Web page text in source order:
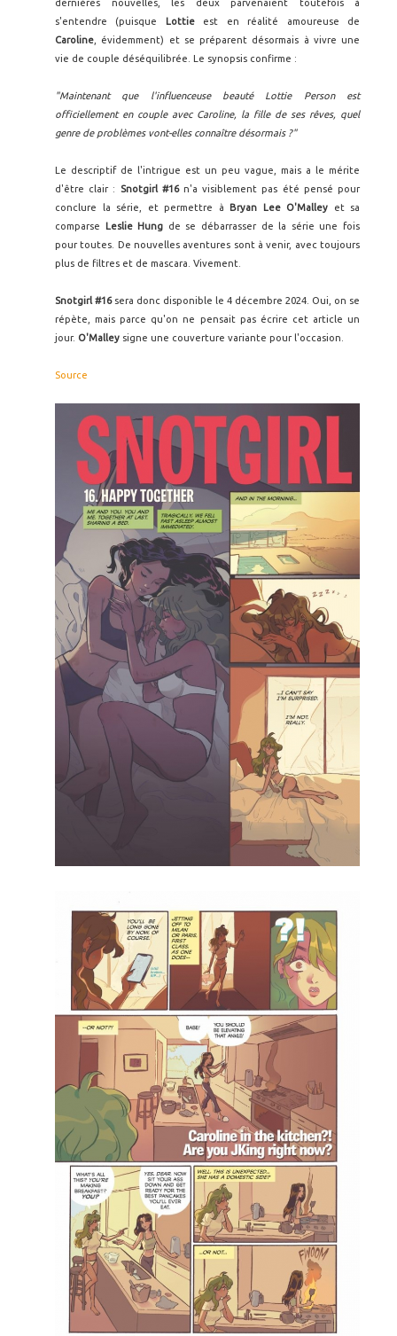
dernières nouvelles, les deux parvenaient toutefois à
s'entendre (puisque Lottieest en réalité amoureuse de
Caroline , évidemment) et se préparent désormais à vivre une
vie de couple déséquilibrée. Le synopsis confirme :
"Maintenant que l'influenceuse beauté Lottie Person est
officiellement en couple avec Caroline, la fille de ses rêves, quel
genre de problèmes vont-elles connaître désormais ?"
Le descriptif de l'intrigue est un peu vague, mais a le mérite
d'être clair :
Snotgirl #16n'a visiblement pas été pensé pour
conclure la série, et permettre à Bryan Lee O'Malley et sa
comparse
Leslie Hung de se débarrasser de la série une fois
pour toutes. De nouvelles aventures sont à venir, avec toujours
plus de filtres et de mascara. Vivement.
Snotgirl #16sera donc disponible le 4 décembre 2024. Oui, on se
répète, mais parce qu'on ne pensait pas écrire cet article un
jour. O'Malley signe une couverture variante pour l'occasion.
Source